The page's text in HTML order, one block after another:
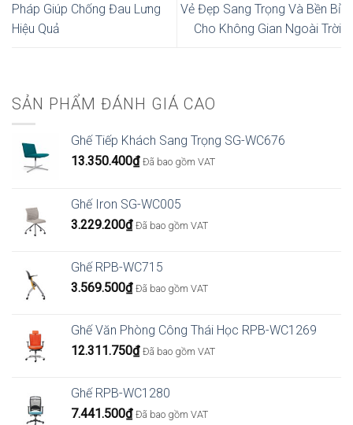
SẢN PHẨM ĐÁNH GIÁ CAO
Ghế Tiếp Khách Sang Trọng SG-WC676
13.350.400₫ Đã bao gồm VAT
Ghế Iron SG-WC005
3.229.200₫ Đã bao gồm VAT
Ghế RPB-WC715
3.569.500₫ Đã bao gồm VAT
Ghế Văn Phòng Công Thái Học RPB-WC1269
12.311.750₫ Đã bao gồm VAT
Ghế RPB-WC1280
7.441.500₫ Đã bao gồm VAT
Pháp Giúp Chống Đau Lưng
Hiệu Quả
Vẻ Đẹp Sang Trọng Và Bền Bỉ
Cho Không Gian Ngoài Trời